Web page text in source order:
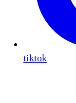
tiktok